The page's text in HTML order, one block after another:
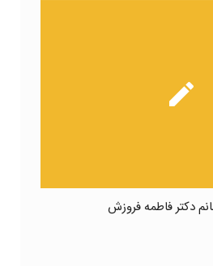
دکتر فاطمه فروزش